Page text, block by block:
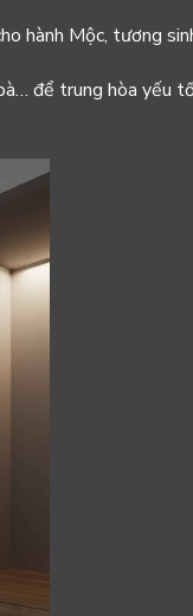
hành Mộc, tương
để trung hòa yếu